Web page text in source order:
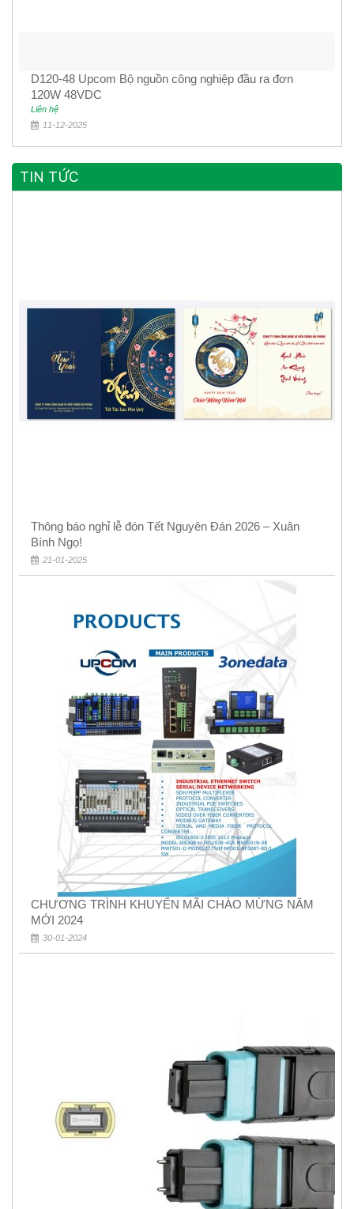
D120-48 Upcom Bộ nguồn công nghiệp đầu ra đơn
120W 48VDC
Liên hệ
11-12-2025
TIN TỨC
Thông báo nghỉ lễ đón Tết Nguyên Đán 2026 – Xuân
Bính Ngọ!
21-01-2025
CHƯƠNG TRÌNH KHUYẾN MÃI CHÀO MỪNG NĂM
MỚI 2024
30-01-2024